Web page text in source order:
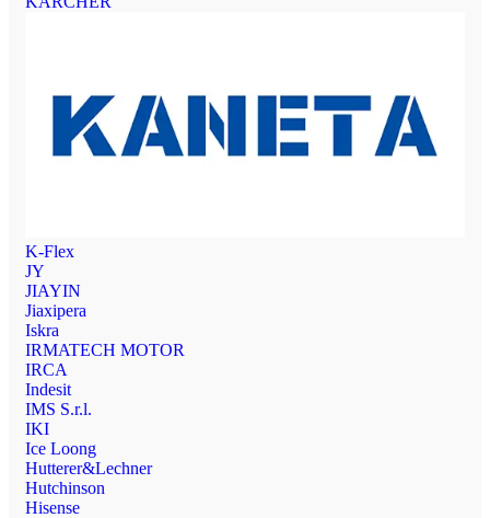
K-Flex
JY
JIAYIN
Jiaxipera
Iskra
IRMATECH MOTOR
IRCA
Indesit
IMS S.r.l.
IKI
Ice Loong
Hutterer&Lechner
Hutchinson
Hisense